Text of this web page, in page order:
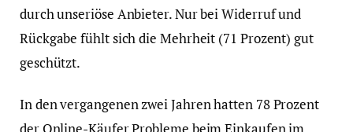
durch unseriöse Anbieter. Nur bei Widerruf und
Rückgabe fühlt sich die Mehrheit (71 Prozent) gut
geschützt.
In den vergangenen zwei Jahren hatten 78 Prozent